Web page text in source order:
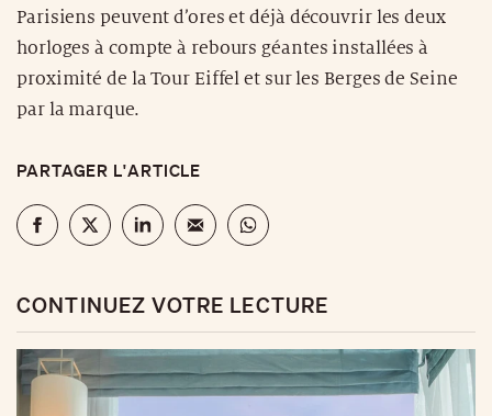
Parisiens peuvent d’ores et déjà découvrir les deux
horloges à compte à rebours géantes installées à
proximité de la Tour Eiffel et sur les Berges de Seine
par la marque.
PARTAGER L'ARTICLE
CONTINUEZ VOTRE LECTURE